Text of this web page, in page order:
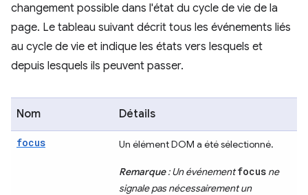
changement possible dans l'état du cycle de vie de la
page. Le tableau suivant décrit tous les événements liés
au cycle de vie et indique les états vers lesquels et
depuis lesquels ils peuvent passer.
Nom Détails
focus Un élément DOM a été sélectionné.
Remarque: Un événementfocus ne
signale pas nécessairement un